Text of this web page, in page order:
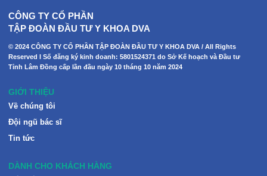
CÔNG TY CỔ PHẦN
TẬP ĐOÀN ĐẦU TƯ Y KHOA DVA
© 2024 CÔNG TY CỔ PHẦN TẬP ĐOÀN ĐẦU TƯ Y KHOA DVA / All Rights
Reserved I Số đăng ký kinh doanh: 5801524371 do Sở Kế hoạch và Đầu tư
Tỉnh Lâm Đồng cấp lần đầu ngày 10 tháng 10 năm 2024
GIỚI THIỆU
Về chúng tôi
Đội ngũ bác sĩ
Tin tức
DÀNH CHO KHÁCH HÀNG